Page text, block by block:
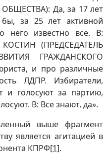
Да, за 17 лет
за 25 лет активной
него известно все. В:
(ПРЕДСЕДАТЕЛЬ
ГРАЖДАНСКОГО
и про различные
ЛДПР. Избиратели,
и голосуют за партию,
В: Все знают, да».
выше фрагмент
является агитацией в
КПРФ[1].